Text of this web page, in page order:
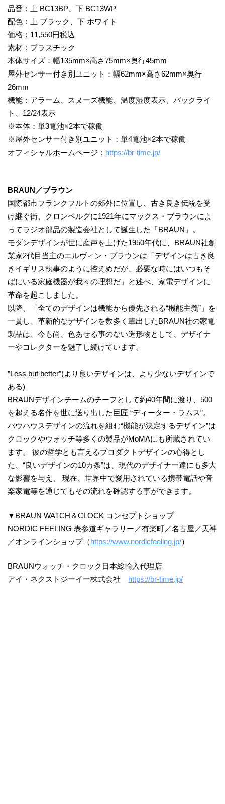
品番：上 BC13BP、下 BC13WP
配色：上 ブラック、下 ホワイト
価格：11,550円税込
素材：プラスチック
本体サイズ：幅135mm×高さ75mm×奥行45mm
屋外センサー付き別ユニット：幅62mm×高さ62mm×奥行
26mm
機能：アラーム、スヌーズ機能、温度湿度表示、バックライ
ト、12/24表示
※本体：単3電池×2本で稼働
※屋外センサー付き別ユニット：単4電池×2本で稼働
オフィシャルホームページ： https://br-time.jp/
BRAUN／ブラウン
国際都市フランクフルトの郊外に位置し、古き良き伝統を受
け継ぐ街、クロンベルグに1921年にマックス・ブラウンによ
ってラジオ部品の製造会社として誕生した「BRAUN」。
モダンデザインが世に産声を上げた1950年代に、BRAUN社創
業家2代目当主のエルヴィン・ブラウンは「デザインは古き良
きイギリス執事のように控えめだが、必要な時にはいつもそ
ばにいる家庭機器が我々の理想だ」と述べ、家電デザインに
革命を起こしました。
以降、「全てのデザインは機能から優先される“機能主義”」を
一貫し、革新的なデザインを数多く輩出したBRAUN社の家電
製品は、今も尚、色あせる事のない造形物として、デザイナ
ーやコレクターを魅了し続けています。
”Less but better”(より良いデザインは、より少ないデザインで
ある)
BRAUNデザインチームのチーフとして約40年間に渡り、500
を超える名作を世に送り出した巨匠 “ディーター・ラムス”。
バウハウスデザインの流れを組む“機能が決定するデザイン”は
クロックやウォッチ等多くの製品がMoMAにも所蔵されてい
ます。 彼の哲学とも言えるプロダクトデザインの心得とし
た、“良いデザインの10カ条”は、現代のデザイナー達にも多大
な影響を与え、 現在、世界中で愛用されている携帯電話や音
楽家電等を通じてもその流れを確認する事ができます。
▼BRAUN WATCH＆CLOCK コンセプトショップ
NORDIC FEELING 表参道ギャラリー／有楽町／名古屋／天神
／オンラインショップ（https://www.nordicfeeling.jp/）
BRAUNウォッチ・クロック日本総輸入代理店
アイ・ネクストジーイー株式会社 https://br-time.jp/